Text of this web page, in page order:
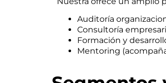
Auditoría
Consultoría
Formación y
Mentoring